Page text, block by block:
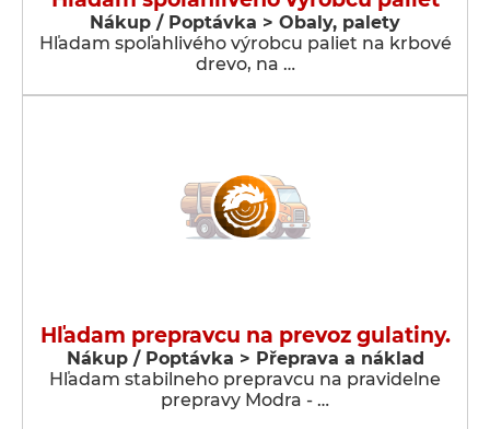
Nákup / Poptávka > Obaly, palety
Hľadam spoľahlivého výrobcu paliet na krbové
drevo, na …
Hľadam prepravcu na prevoz gulatiny.
Nákup / Poptávka > Přeprava a náklad
Hľadam stabilneho prepravcu na pravidelne
prepravy Modra - …